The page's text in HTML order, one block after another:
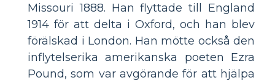
Missouri 1888. Han flyttade till England
1914 för att delta i Oxford, och han blev
förälskad i London. Han mötte också den
inflytelserika amerikanska poeten Ezra
Pound, som var avgörande för att hjälpa